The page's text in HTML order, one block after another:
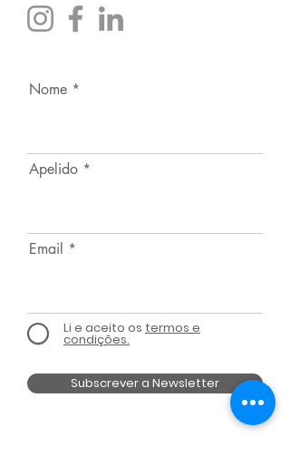
Nome
Apelido
Email
Li e aceito os termos e
condições.
Subscrever a Newsletter